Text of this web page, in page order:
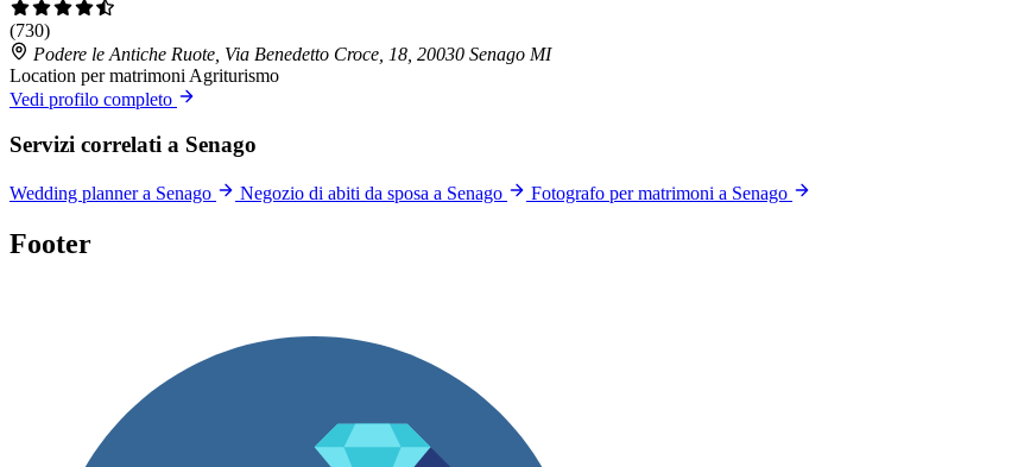
(730)
Podere le Antiche Ruote, Via Benedetto Croce, 18, 20030 Senago MI
Location per matrimoni Agriturismo
Vedi profilo completo
Servizi correlati a Senago
Wedding planner a Senago Negozio di abiti da sposa a Senago Fotografo per matrimoni a Senago
Footer